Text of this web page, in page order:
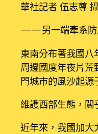
華社記者 伍志尊
——另一端牽系防
東南分布著我國八
周邊國度年夜片荒
門城市的風沙起源
維護西部生態，關
近年來，我國加大